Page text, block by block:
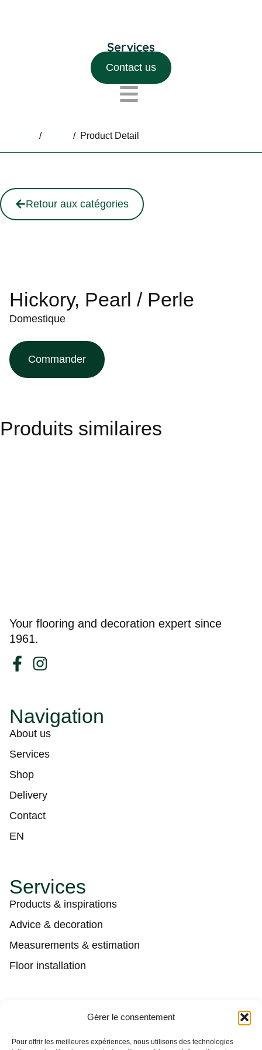
Gérer le consentement
Pour offrir les meilleures expériences, nous utilisons des technologies
Contact us
/ / Product Detail
Retour aux catégories
Hickory, Pearl / Perle
Domestique
Commander
Produits similaires
Your flooring and decoration expert since
1961.
Navigation
About us
Services
Shop
Delivery
Contact
EN
Services
Products & inspirations
Advice & decoration
Measurements & estimation
Floor installation